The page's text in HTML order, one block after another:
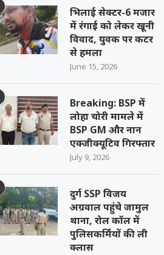
भिलाई सेक्टर-6 मजार
में रंगाई को लेकर खूनी
विवाद, युवक पर कटर
से हमला
June 15, 2026
Breaking: BSP में
लोहा चोरी मामले में
BSP GM और नान
एक्जीक्यूटिव गिरफ्तार
July 9, 2026
दुर्ग SSP विजय
अग्रवाल पहुंचे जामुल
थाना, रोल कॉल में
पुलिसकर्मियों की ली
क्लास